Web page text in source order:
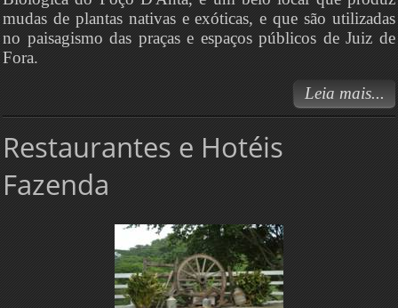
mudas de plantas nativas e exóticas, e que são utilizadas
no paisagismo das praças e espaços públicos de Juiz de
Fora.
Leia mais...
Restaurantes e Hotéis
Fazenda